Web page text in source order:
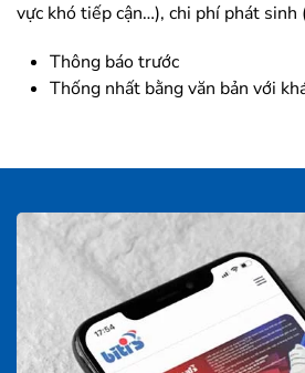
vực khó tiếp cận…), chi phí phát sinh
Thông báo trước
Thống nhất bằng văn bản với